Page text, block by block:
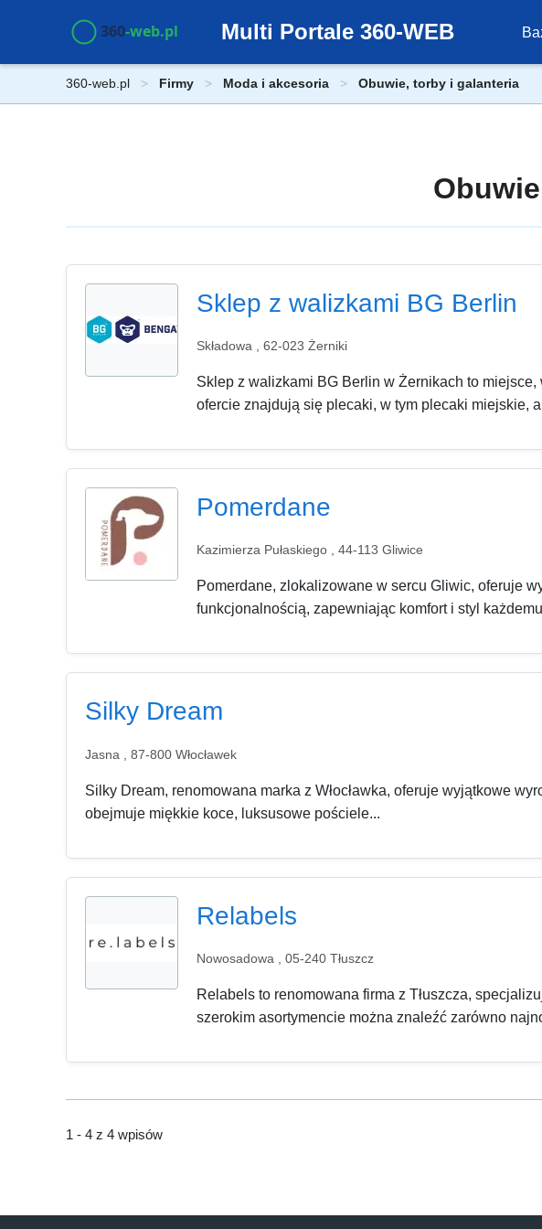
Multi Portale 360-WEB
360-web.pl Firmy Moda i akcesoria Obuwie, torby i galanteria
Sklep z walizkami BG Berlin
Składowa , 62-023 Żerniki
Sklep z walizkami BG Berlin w Żernikach to
ofercie znajdują się plecaki, w tym plecaki miejskie,
Pomerdane
Kazimierza Pułaskiego , 44-113 Gliwice
Pomerdane, zlokalizowane w sercu Gliwic, oferuje
funkcjonalnością, zapewniając komfort i styl
Silky Dream
Jasna , 87-800 Włocławek
Silky Dream, renomowana marka z Włocławka, oferuje wyjątkowe
obejmuje miękkie koce, luksusowe pościele...
Relabels
Nowosadowa , 05-240 Tłuszcz
Relabels to renomowana firma z Tłuszcza,
szerokim asortymencie można znaleźć zarówno
1 - 4 z 4 wpisów